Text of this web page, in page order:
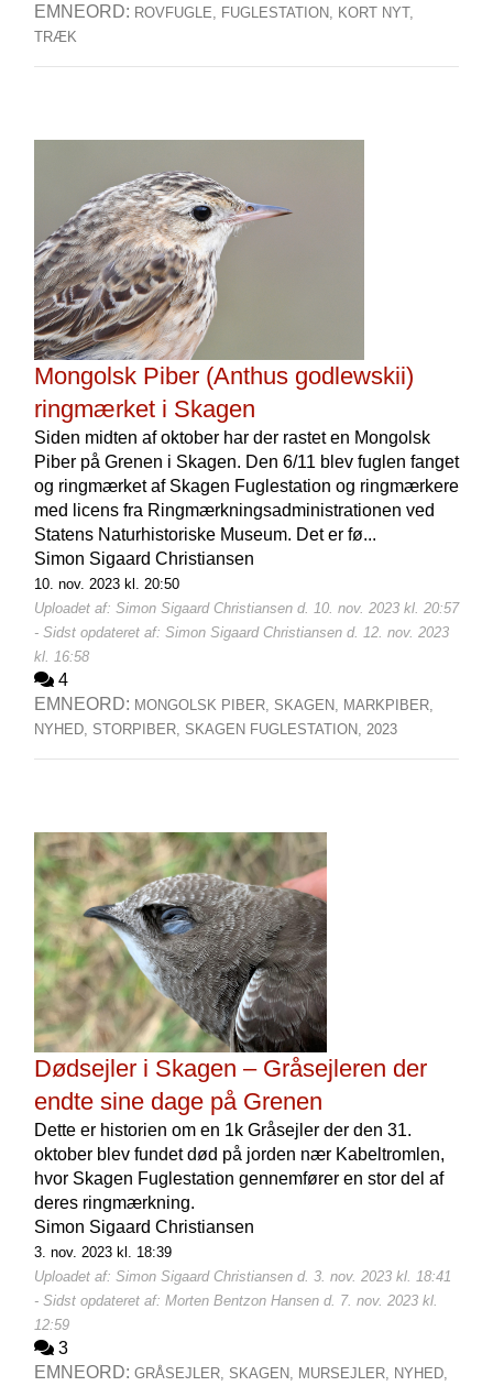
EMNEORD: ROVFUGLE, FUGLESTATION,
KORT NYT,
TRÆK
Mongolsk Piber (Anthus godlewskii)
ringmærket i Skagen
Siden midten af oktober har der rastet en Mongolsk
Piber på Grenen i Skagen. Den 6/11 blev fuglen fanget
og ringmærket af Skagen Fuglestation og ringmærkere
med licens fra Ringmærkningsadministrationen ved
Statens Naturhistoriske Museum. Det er fø...
Simon Sigaard Christiansen
10. nov. 2023 kl. 20:50
Uploadet af: Simon Sigaard Christiansen d. 10. nov. 2023 kl. 20:57
- Sidst opdateret af: Simon Sigaard Christiansen d. 12. nov. 2023
kl. 16:58
4
EMNEORD: MONGOLSK PIBER, SKAGEN,
MARKPIBER,
NYHED, STORPIBER, SKAGEN FUGLESTATION, 2023
Dødsejler i Skagen – Gråsejleren der
endte sine dage på Grenen
Dette er historien om en 1k Gråsejler der den 31.
oktober blev fundet død på jorden nær Kabeltromlen,
hvor Skagen Fuglestation gennemfører en stor del af
deres ringmærkning.
Simon Sigaard Christiansen
3. nov. 2023 kl. 18:39
Uploadet af: Simon Sigaard Christiansen d. 3. nov. 2023 kl. 18:41
- Sidst opdateret af: Morten Bentzon Hansen d. 7. nov. 2023 kl.
12:59
3
EMNEORD: GRÅSEJLER, SKAGEN, MURSEJLER, NYHED,